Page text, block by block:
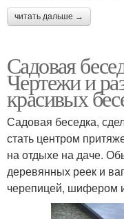
читать дальше →
Садовая
Чертежи и
красивых
Садовая беседка,
стать центром
на отдыхе на даче.
деревянных реек и
черепицей, шифером